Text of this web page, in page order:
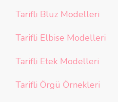
Tarifli Bluz Modelleri
Tarifli Elbise Modelleri
Tarifli Etek Modelleri
Tarifli Örgü Örnekleri